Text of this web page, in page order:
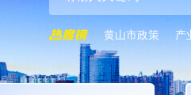
黄山市政策 产